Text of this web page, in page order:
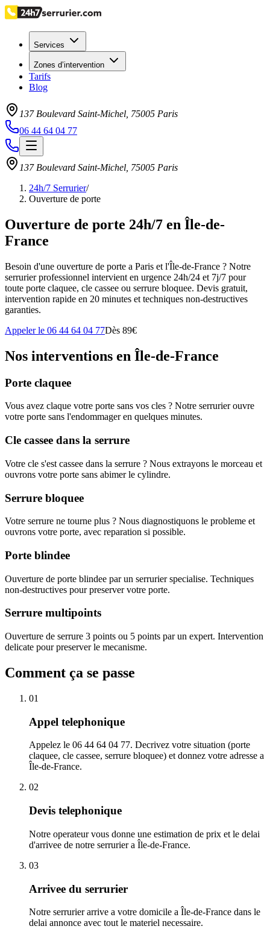
Services
Zones d’intervention
Tarifs
Blog
137 Boulevard Saint-Michel 75005 Paris
06 44 64 04 77
137 Boulevard Saint-Michel 75005 Paris
24h/7 Serrurier/
Ouverture de porte
Ouverture de porte 24h/7 en Île-de-
France
Besoin d'une ouverture de porte a Paris et l'Île-de-France ? Notre
serrurier professionnel intervient en urgence 24h/24 et 7j/7 pour
toute porte claquee, cle cassee ou serrure bloquee. Devis gratuit,
intervention rapide en 20 minutes et techniques non-destructives
garanties.
Appeler le 06 44 64 04 77Dès 89€
Nos interventions en Île-de-France
Porte claquee
Vous avez claque votre porte sans vos cles ? Notre serrurier ouvre
votre porte sans l'endommager en quelques minutes.
Cle cassee dans la serrure
Votre cle s'est cassee dans la serrure ? Nous extrayons le morceau et
ouvrons votre porte sans abimer le cylindre.
Serrure bloquee
Votre serrure ne tourne plus ? Nous diagnostiquons le probleme et
ouvrons votre porte, avec reparation si possible.
Porte blindee
Ouverture de porte blindee par un serrurier specialise. Techniques
non-destructives pour preserver votre porte.
Serrure multipoints
Ouverture de serrure 3 points ou 5 points par un expert. Intervention
delicate pour preserver le mecanisme.
Comment ça se passe
01
Appel telephonique
Appelez le 06 44 64 04 77. Decrivez votre situation (porte
claquee, cle cassee, serrure bloquee) et donnez votre adresse a
Île-de-France.
02
Devis telephonique
Notre operateur vous donne une estimation de prix et le delai
d'arrivee de notre serrurier a Île-de-France.
03
Arrivee du serrurier
Notre serrurier arrive a votre domicile a Île-de-France dans le
delai annonce avec tout le materiel necessaire.